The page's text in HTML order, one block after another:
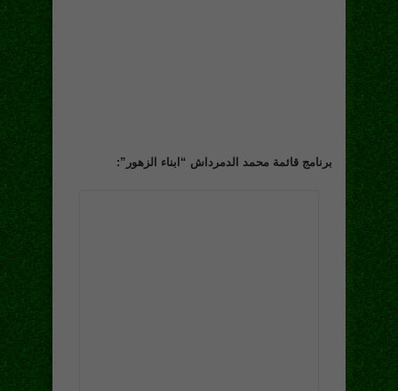
برنامج قائمة محمد الدمرداش “ابناء الزهور”: